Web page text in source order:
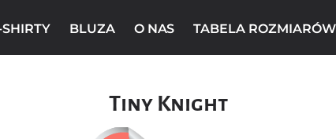
SHIRTY BLUZA O NAS TABELA ROZMIARÓW
Tiny Knight